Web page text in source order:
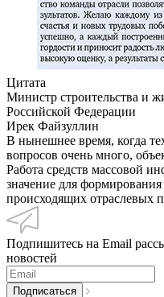
Цитата
Министр строительства и
Российской Федерации
Ирек Файзуллин
В нынешнее время, когда
вопросов очень много,
Работа средств массовой
значение для
происходящих отраслевых
Подпишитесь на Email
новостей